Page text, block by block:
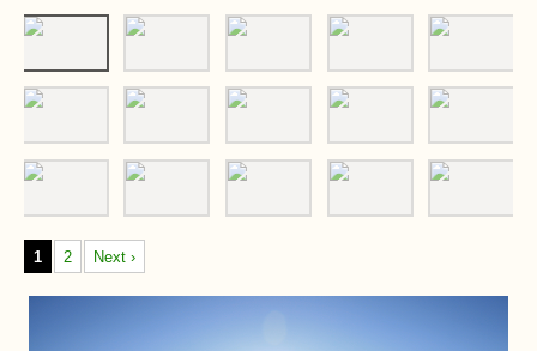
1 2 Next ›